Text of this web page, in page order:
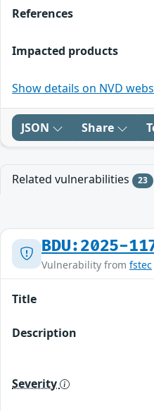
References
Impacted products
Show details on NVD
JSON Share
Related vulnerabilities 23
BDU:2025-
Vulnerability from fstec
Title
Description
Severity